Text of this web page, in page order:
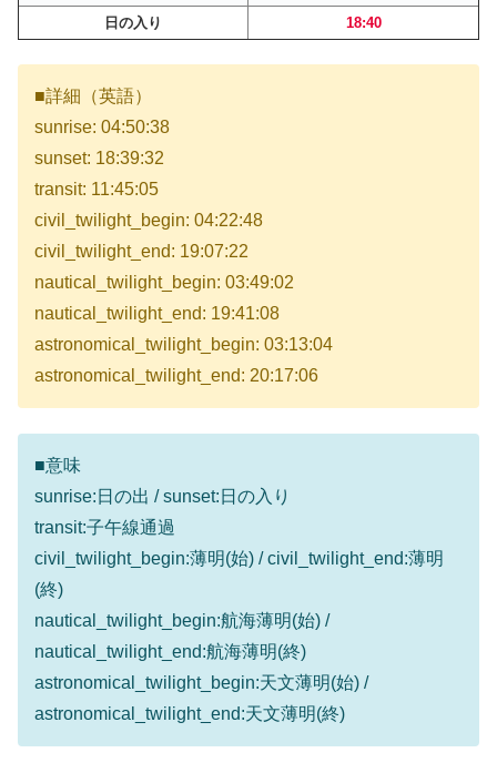
日の入り
18:40
■詳細（英語）
sunrise: 04:50:38
sunset: 18:39:32
transit: 11:45:05
civil_twilight_begin: 04:22:48
civil_twilight_end: 19:07:22
nautical_twilight_begin: 03:49:02
nautical_twilight_end: 19:41:08
astronomical_twilight_begin: 03:13:04
astronomical_twilight_end: 20:17:06
■意味
sunrise:日の出 / sunset:日の入り
transit:子午線通過
civil_twilight_begin:薄明(始) / civil_twilight_end:薄明
(終)
nautical_twilight_begin:航海薄明(始) /
nautical_twilight_end:航海薄明(終)
astronomical_twilight_begin:天文薄明(始) /
astronomical_twilight_end:天文薄明(終)